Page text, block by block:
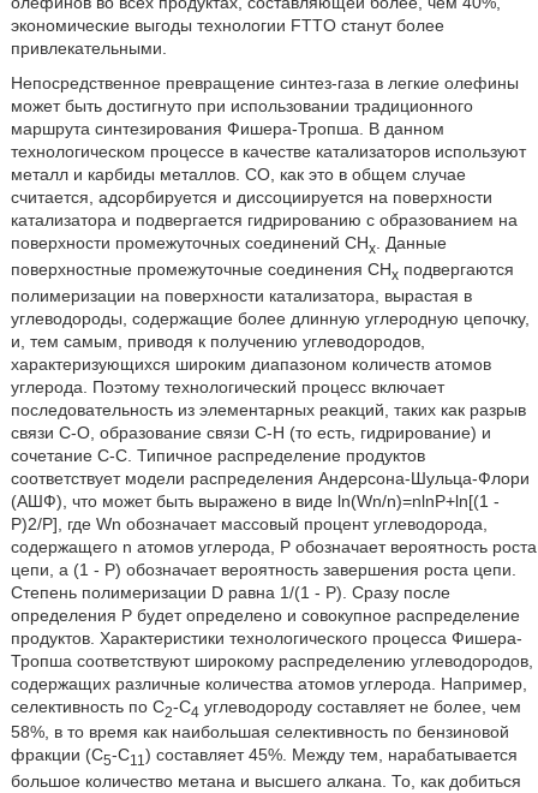
экономические выгоды технологии FTTO станут более
привлекательными.
Непосредственное превращение синтез-газа в легкие олефины
может быть достигнуто при использовании традиционного
маршрута синтезирования Фишера-Тропша. В данном
технологическом процессе в качестве катализаторов используют
металл и карбиды металлов. СО, как это в общем случае
считается, адсорбируется и диссоциируется на поверхности
катализатора и подвергается гидрированию с образованием на
поверхности промежуточных соединений СНх. Данные
поверхностные промежуточные соединения СНхподвергаются
полимеризации на поверхности катализатора, вырастая в
углеводороды, содержащие более длинную углеродную цепочку,
и, тем самым, приводя к получению углеводородов,
характеризующихся широким диапазоном количеств атомов
углерода. Поэтому технологический процесс включает
последовательность из элементарных реакций, таких как разрыв
связи С-О, образование связи С-Н (то есть, гидрирование) и
сочетание С-С. Типичное распределение продуктов
соответствует модели распределения Андерсона-Шульца-Флори
(АШФ), что может быть выражено в виде ln(Wn/n)=nlnP+ln[(1 -
P)2/P], где Wn обозначает массовый процент углеводорода,
содержащего n атомов углерода, Р обозначает вероятность роста
цепи, а (1 - Р) обозначает вероятность завершения роста цепи.
Степень полимеризации D равна 1/(1 - Р). Сразу после
определения Р будет определено и совокупное распределение
продуктов. Характеристики технологического процесса Фишера-
Тропша соответствуют широкому распределению углеводородов,
содержащих различные количества атомов углерода. Например,
селективность по С2-С4 углеводороду составляет не более, чем
58%, в то время как наибольшая селективность по бензиновой
фракции (С5-С11 ) составляет 45%. Между тем, нарабатывается
большое количество метана и высшего алкана. То, как добиться